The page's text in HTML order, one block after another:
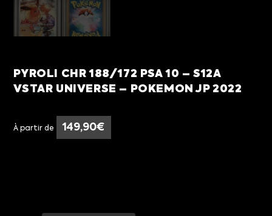
PYROLI CHR 188/172 PSA 10 – S12A
VSTAR UNIVERSE – POKEMON JP 2022
À partir de 149,90€